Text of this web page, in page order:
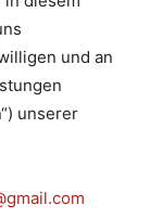
und an
unserer